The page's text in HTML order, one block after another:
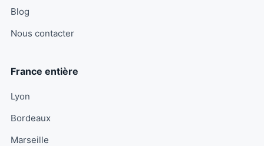
Blog
Nous contacter
France entière
Lyon
Bordeaux
Marseille